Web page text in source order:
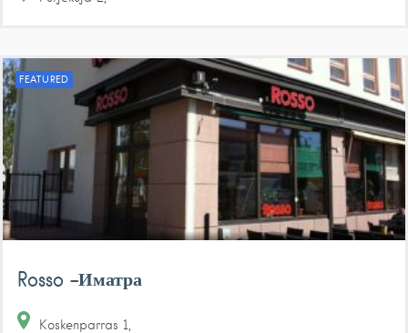
FEATURED
Rosso -Иматра
Koskenparras 1